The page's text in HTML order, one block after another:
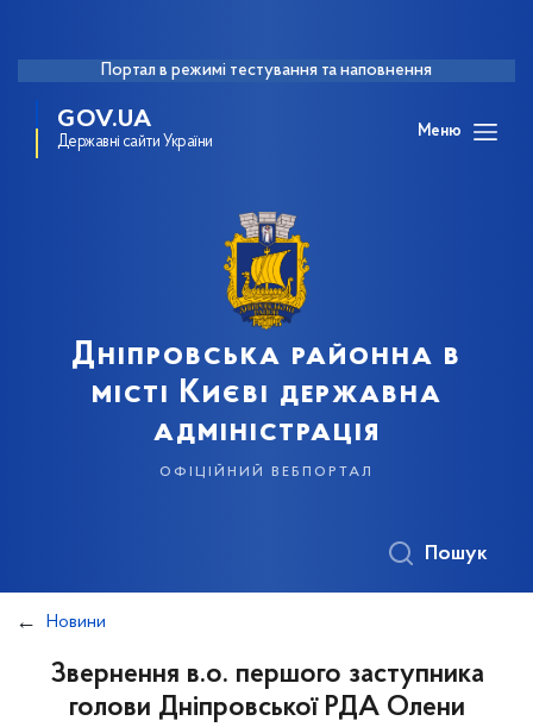
Портал в режимі тестування та наповнення
GOV.UA
Державні сайти України
Меню
Дніпровська районна в
місті Києві державна
адміністрація
офіційний вебпортал
Пошук
Новини
Звернення в.о. першого заступника
голови Дніпровської РДА Олени